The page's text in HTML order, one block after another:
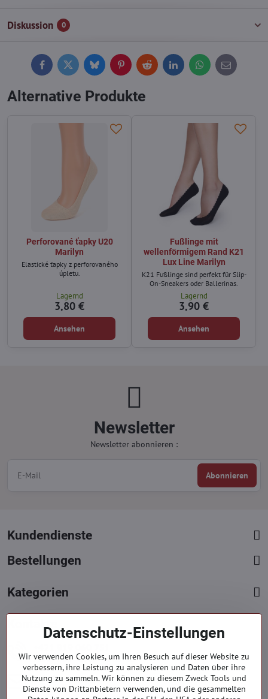
Diskussion 0
FacebookTwitterBlueskyPinterestReddit LinkedInWhatsApp
E-
mail
Alternative Produkte
Perforované ťapky U20
Marilyn
Elastické ťapky z perforovaného
úpletu.
Lagernd
3,80 €
Ansehen
Fußlinge mit
wellenförmigem Rand K21
Lux Line Marilyn
K21 Fußlinge sind perfekt für Slip-
On-Sneakers oder Ballerinas.
Lagernd
3,90 €
Ansehen
Newsletter
Newsletter abonnieren :
Abonnieren
Kundendienste
Bestellungen
Kategorien
Kontakte
Mont. - Freit. : 09:00 - 15:00 hod.
info​@everlady​.eu
Non stop ( 24/7 )
Datenschutz-Einstellungen
Wir verwenden Cookies, um Ihren Besuch auf dieser Website zu
verbessern, ihre Leistung zu analysieren und Daten über ihre
Nutzung zu sammeln. Wir können zu diesem Zweck Tools und
Dienste von Drittanbietern verwenden, und die gesammelten